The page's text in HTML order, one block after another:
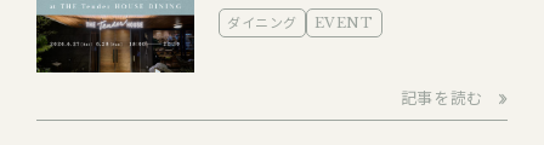
ダイニング EVENT
記事を読む